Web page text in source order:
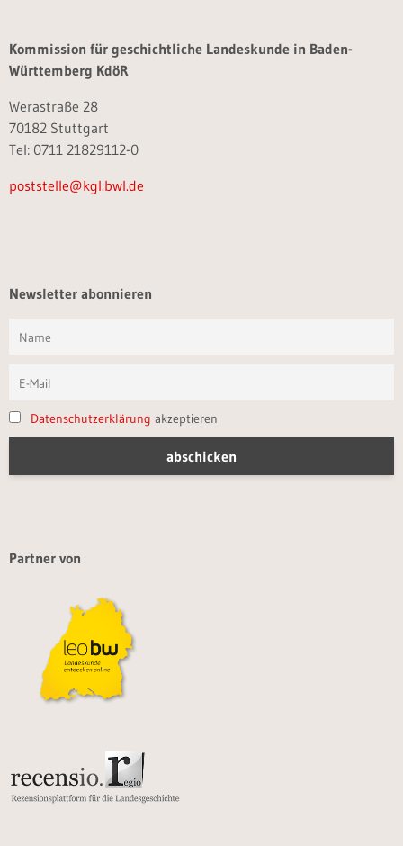
Kommission für geschichtliche Landeskunde in Baden-
Württemberg KdöR
Werastraße 28
70182 Stuttgart
Tel: 0711 21829112-0
poststelle@kgl.bwl.de
Newsletter abonnieren
Datenschutzerklärung akzeptieren
Partner von